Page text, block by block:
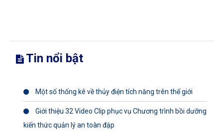
Tin nổi bật
Một số thống kê về thủy điện tích năng trên thế giới
Giới thiệu 32 Video Clip phục vụ Chương trình bồi dưỡng
kiến thức quản lý an toàn đập